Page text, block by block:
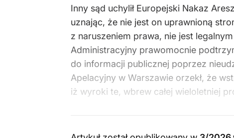
Inny sąd uchylił Europejski Nakaz
uznając, że nie jest on uprawnioną
z naruszeniem prawa, nie jest
Administracyjny prawomocnie
do informacji publicznej poprzez
Apelacyjny w Warszawie orzekł, że
iż wyroki te, wbrew całej wieloletniej